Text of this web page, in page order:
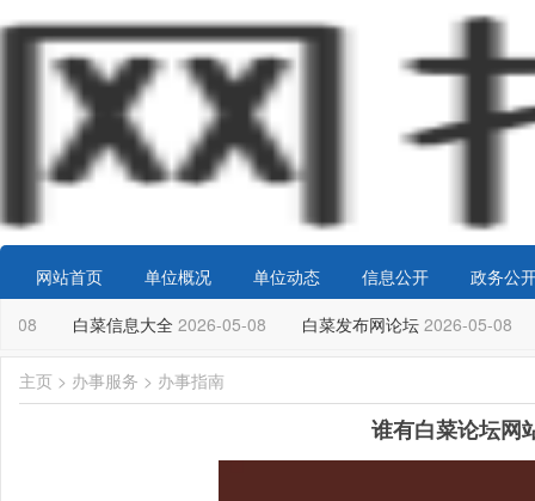
网站首页 单位概况 单位动态 信息公开
政务公
08
白菜信息大全 2026-05-08 白菜发布网论坛 2026-05-08
主页 > 办事服务 > 办事指南
谁有白菜论坛网